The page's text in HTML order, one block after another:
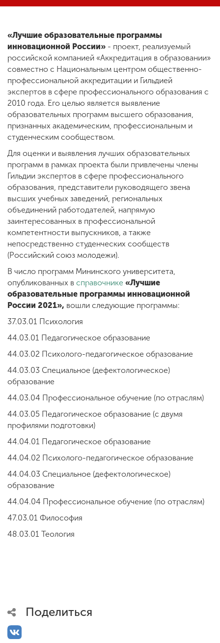
образовательной
организации
ENG SPN CHI
Приемная
комиссия
«Лучшие образовательные программы
инновационной России» - проект, реализуемый
российской компанией «Аккредитация в образовании»
совместно с Национальным центром общественно-
профессиональной аккредитации и Гильдией
экспертов в сфере профессионального образования с
2010 года. Его целью является выявление
образовательных программ высшего образования,
признанных академическим, профессиональным и
студенческим сообществом.
Для оценки и выявления лучших образовательных
программ в рамках проекта были привлечены члены
Гильдии экспертов в сфере профессионального
образования, представители руководящего звена
высших учебных заведений, региональных
объединений работодателей, напрямую
заинтересованных в профессиональной
компетентности выпускников, а также
непосредственно студенческих сообществ
(Российский союз молодежи).
В число программ Мининского университета,
опубликованных в справочнике «Лучшие
образовательные программы инновационной
России 2021», вошли следующие программы:
37.03.01 Психология
44.03.01 Педагогическое образование
44.03.02 Психолого-педагогическое образование
44.03.03 Специальное (дефектологическое)
образование
44.03.04 Профессиональное обучение (по отраслям)
44.03.05 Педагогическое образование (с двумя
профилями подготовки)
44.04.01 Педагогическое образование
44.04.02 Психолого-педагогическое образование
44.04.03 Специальное (дефектологическое)
образование
44.04.04 Профессиональное обучение (по отраслям)
47.03.01 Философия
48.03.01 Теология
Поделиться